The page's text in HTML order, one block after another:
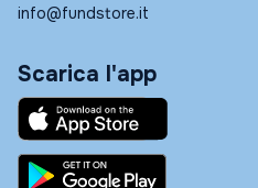
info@fundstore.it
Scarica l'app